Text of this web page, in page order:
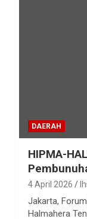
DAERAH
HIPMA-
4 April 2026
Jakarta,
Halmahera